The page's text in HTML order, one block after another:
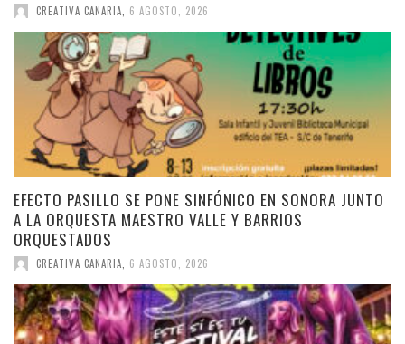
CREATIVA CANARIA 6 AGOSTO, 2026
EFECTO PASILLO SE PONE SINFÓNICO EN SONORA JUNTO
A LA ORQUESTA MAESTRO VALLE Y BARRIOS
ORQUESTADOS
CREATIVA CANARIA 6 AGOSTO, 2026